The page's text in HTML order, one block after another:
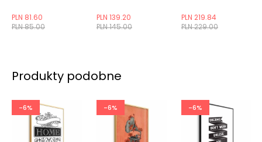
PLN 85.00
PLN 81.60
PLN 145.00
PLN 139.20
PLN 229.00
PLN 219.84
Produkty podobne
-6% -6% -6%